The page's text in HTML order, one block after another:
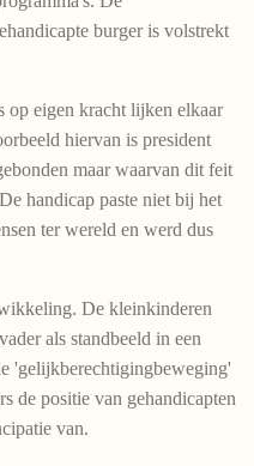
burger is volstrekt
op eigen kracht lijken elkaar
hiervan is president
maar waarvan dit feit
handicap paste niet bij het
ter wereld en werd dus
De kleinkinderen
als standbeeld in een
'gelijkberechtigingbeweging'
de positie van gehandicapten
van.